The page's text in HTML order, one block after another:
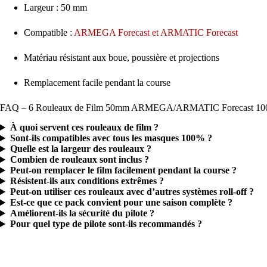
Largeur : 50 mm
Compatible : ARMEGA Forecast et ARMATIC Forecast
Matériau résistant aux boue, poussière et projections
Remplacement facile pendant la course
FAQ – 6 Rouleaux de Film 50mm ARMEGA/ARMATIC Forecast
À quoi servent ces rouleaux de film ?
Sont-ils compatibles avec tous les masques 100% ?
Quelle est la largeur des rouleaux ?
Combien de rouleaux sont inclus ?
Peut-on remplacer le film facilement pendant la course ?
Résistent-ils aux conditions extrêmes ?
Peut-on utiliser ces rouleaux avec d’autres systèmes roll-off ?
Est-ce que ce pack convient pour une saison complète ?
Améliorent-ils la sécurité du pilote ?
Pour quel type de pilote sont-ils recommandés ?